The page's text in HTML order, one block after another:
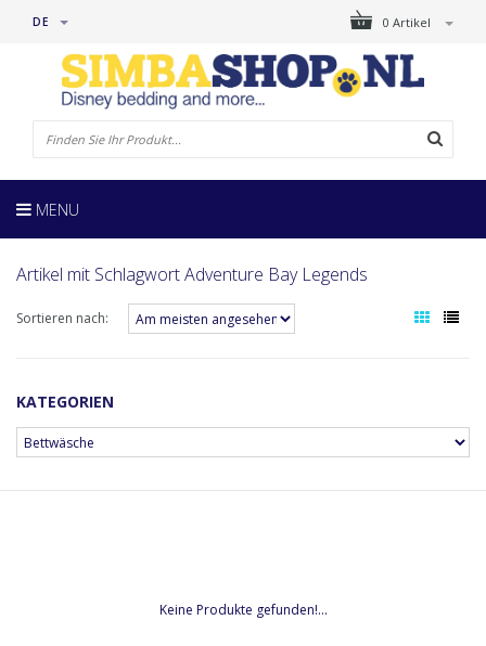
0 Artikel
DE
MENU
Artikel mit Schlagwort Adventure Bay Legends
Sortieren nach:
KATEGORIEN
Keine Produkte gefunden!...